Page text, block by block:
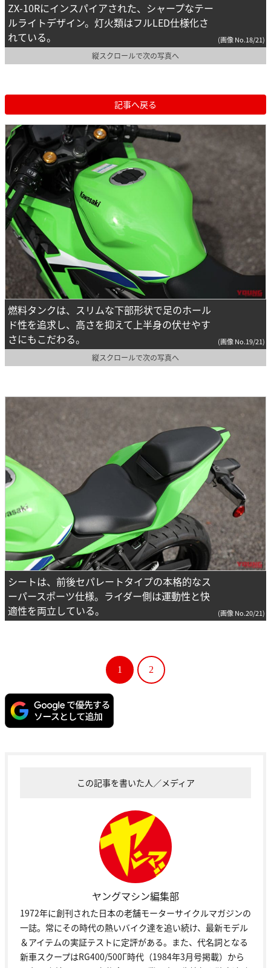
ZX-10Rにインスパイアされた、シャープなテー
ルライトデザイン。灯火類はフルLED仕様化さ
れている。
(画像 No.18/21)
縦スクロールで次の写真へ
記事へ戻る
燃料タンクは、スリムな下部形状で足のホール
ド性を追求し、高さを抑えて上半身の伏せやす
さにもこだわる。
(画像 No.19/21)
縦スクロールで次の写真へ
シートは、前後セパレートタイプの本格的なス
ーパースポーツ仕様。ライダー側は運動性と快
適性を両立している。
(画像 No.20/21)
1 2
この記事を書いた人／メディア
ヤングマシン編集部
1972年に創刊された日本の老舗モーターサイクルマガジンの
一誌。常にその時代の熱いバイク達を追い続け、最新モデル
＆アイテムの実証テストに定評がある。また、代名詞となる
新車スクープはRG400/500Γ時代（1984年3月号掲載）から